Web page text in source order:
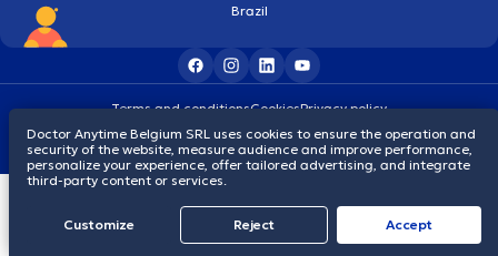
Brazil
Terms and conditionsCookiesPrivacy policy
© 2026 doctoranytime
Doctor Anytime Belgium SRL uses cookies to ensure the operation and
security of the website, measure audience and improve performance,
personalize your experience, offer tailored advertising, and integrate
third-party content or services.
Customize Reject Accept